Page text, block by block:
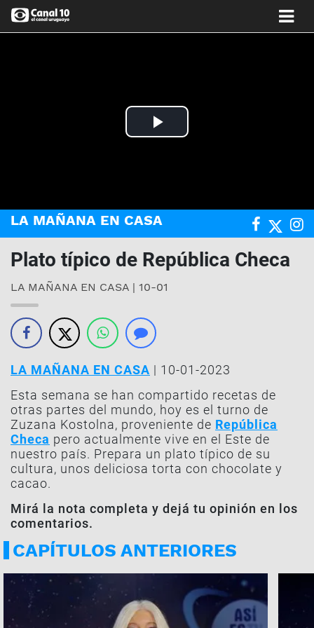
Play
LA MAÑANA EN CASA
Plato típico de República Checa
LA MAÑANA EN CASA | 10-01
LA MAÑANA EN CASA | 10-01-2023
Esta semana se han compartido recetas de
otras partes del mundo, hoy es el turno de
Zuzana Kostolna, proveniente de República
Checa pero actualmente vive en el Este de
nuestro país. Prepara un plato típico de su
cultura, unos deliciosa torta con chocolate y
cacao.
Mirá la nota completa y dejá tu opinión en los
comentarios.
CAPÍTULOS ANTERIORES